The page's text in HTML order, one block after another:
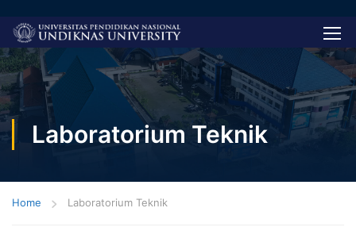
Laboratorium Teknik
Home Laboratorium Teknik